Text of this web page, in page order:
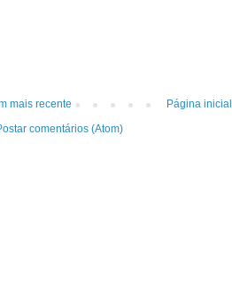
mais recente
Página inicial
comentários (Atom)